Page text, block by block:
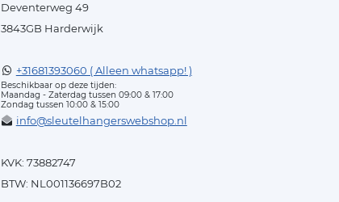
Deventerweg 49
3843GB Harderwijk
+31681393060 ( Alleen whatsapp! )
Beschikbaar op deze tijden:
Maandag - Zaterdag tussen 09:00 & 17:00
Zondag tussen 10:00 & 15:00
info@sleutelhangerswebshop.nl
KVK: 73882747
BTW: NL001136697B02